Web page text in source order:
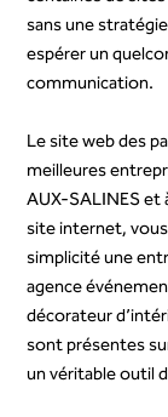
sans une
espérer un
communication.
Le site web des
meilleures
AUX-SALINES et
site internet,
simplicité une
agence
décorateur
sont présentes
un véritable outil